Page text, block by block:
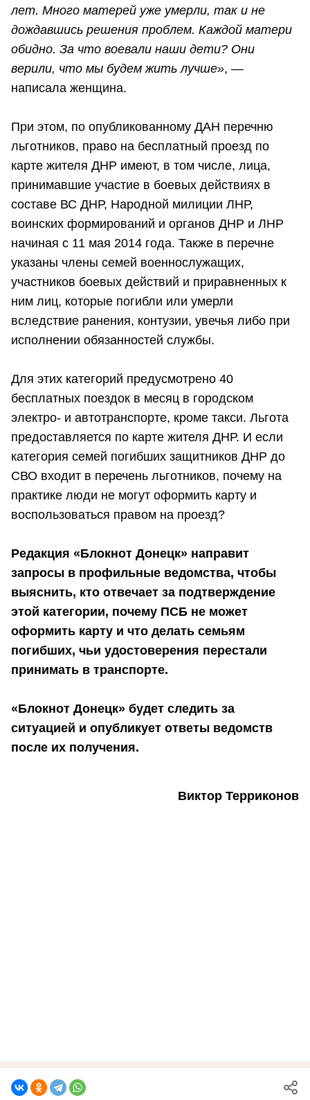
лет. Много матерей уже умерли, так и не
дождавшись решения проблем. Каждой матери
обидно. За что воевали наши дети? Они
верили, что мы будем жить лучше», —
написала женщина.
При этом, по опубликованному ДАН перечню
льготников, право на бесплатный проезд по
карте жителя ДНР имеют, в том числе, лица,
принимавшие участие в боевых действиях в
составе ВС ДНР, Народной милиции ЛНР,
воинских формирований и органов ДНР и ЛНР
начиная с 11 мая 2014 года. Также в перечне
указаны члены семей военнослужащих,
участников боевых действий и приравненных к
ним лиц, которые погибли или умерли
вследствие ранения, контузии, увечья либо при
исполнении обязанностей службы.
Для этих категорий предусмотрено 40
бесплатных поездок в месяц в городском
электро- и автотранспорте, кроме такси. Льгота
предоставляется по карте жителя ДНР. И если
категория семей погибших защитников ДНР до
СВО входит в перечень льготников, почему на
практике люди не могут оформить карту и
воспользоваться правом на проезд?
Редакция «Блокнот Донецк» направит
запросы в профильные ведомства, чтобы
выяснить, кто отвечает за подтверждение
этой категории, почему ПСБ не может
оформить карту и что делать семьям
погибших, чьи удостоверения перестали
принимать в транспорте.
«Блокнот Донецк» будет следить за
ситуацией и опубликует ответы ведомств
после их получения.
Виктор Терриконов